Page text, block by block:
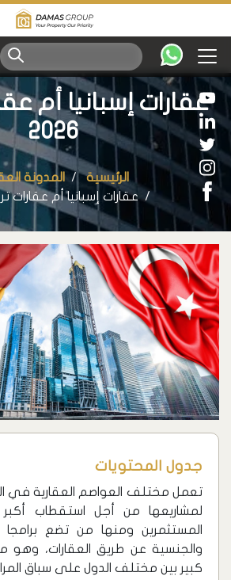
عقارات إسبانيا أم
2026
الرئيسية
المدونة
عقارات إسبانيا أم عقارات تركيا
جدول المحتويات
تعمل مختلف العواصم العقارية في
لمشاريعها من أجل استقطاب
المستثمرين ومنها من تضع برامجا
والجنسية عن طريق العقارات، وهو
كبير بين مختلف الدول على سباق